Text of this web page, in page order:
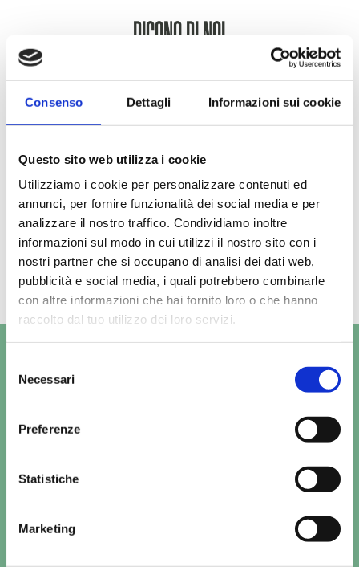
Consenso Dettagli Informazioni sui cookie
Questo sito web utilizza i cookie
Utilizziamo i cookie per personalizzare contenuti ed
annunci, per fornire funzionalità dei social media e per
analizzare il nostro traffico. Condividiamo inoltre
informazioni sul modo in cui utilizzi il nostro sito con i
nostri partner che si occupano di analisi dei dati web,
pubblicità e social media, i quali potrebbero combinarle
con altre informazioni che hai fornito loro o che hanno
raccolto dal tuo utilizzo dei loro servizi.
delNecessari
Preferenze
Statistiche
Marketing
DICONO DI NOI
Recensioni verificate su TrustPilot
Trova la box più adatta al tuo pet, e scopri le